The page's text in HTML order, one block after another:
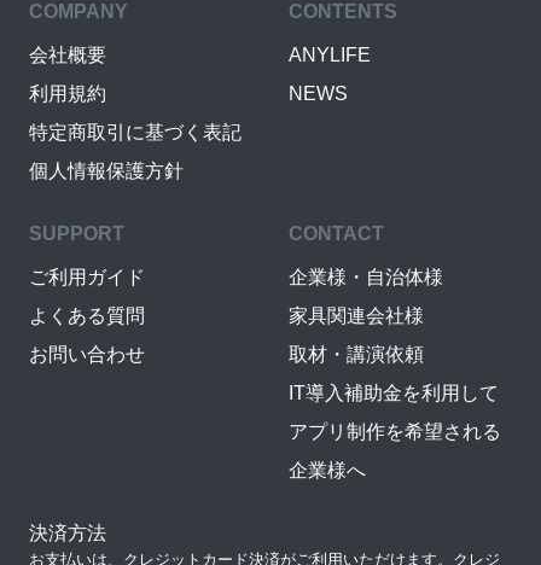
COMPANY
会社概要
利用規約
特定商取引に基づく表記
個人情報保護方針
CONTENTS
ANYLIFE
NEWS
SUPPORT
ご利用ガイド
よくある質問
お問い合わせ
CONTACT
企業様・自治体様
家具関連会社様
取材・講演依頼
IT導入補助金を利用して
アプリ制作を希望される
企業様へ
決済方法
お支払いは、クレジットカード決済がご利用いただけます。クレジ